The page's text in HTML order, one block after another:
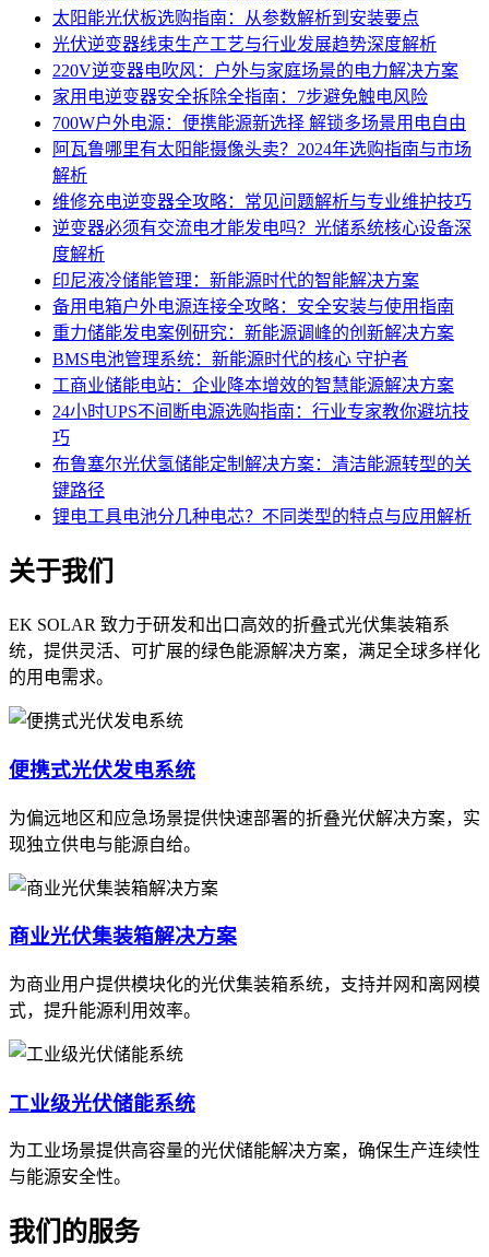
太阳能光伏板选购指南：从参数解析到安装要点
光伏逆变器线束生产工艺与行业发展趋势深度解析
220V逆变器电吹风：户外与家庭场景的电力解决方案
家用电逆变器安全拆除全指南：7步避免触电风险
700W户外电源：便携能源新选择 解锁多场景用电自由
阿瓦鲁哪里有太阳能摄像头卖？2024年选购指南与市场
解析
维修充电逆变器全攻略：常见问题解析与专业维护技巧
逆变器必须有交流电才能发电吗？光储系统核心设备深
度解析
印尼液冷储能管理：新能源时代的智能解决方案
备用电箱户外电源连接全攻略：安全安装与使用指南
重力储能发电案例研究：新能源调峰的创新解决方案
BMS电池管理系统：新能源时代的核心 守护者
工商业储能电站：企业降本增效的智慧能源解决方案
24小时UPS不间断电源选购指南：行业专家教你避坑技
巧
布鲁塞尔光伏氢储能定制解决方案：清洁能源转型的关
键路径
锂电工具电池分几种电芯？不同类型的特点与应用解析
关于我们
EK SOLAR 致力于研发和出口高效的折叠式光伏集装箱系
统，提供灵活、可扩展的绿色能源解决方案，满足全球多样化
的用电需求。
便携式光伏发电系统
为偏远地区和应急场景提供快速部署的折叠光伏解决方案，实
现独立供电与能源自给。
商业光伏集装箱解决方案
为商业用户提供模块化的光伏集装箱系统，支持并网和离网模
式，提升能源利用效率。
工业级光伏储能系统
为工业场景提供高容量的光伏储能解决方案，确保生产连续性
与能源安全性。
我们的服务